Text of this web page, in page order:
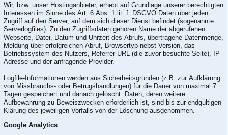
Wir, bzw. unser Hostinganbieter, erhebt auf Grundlage unserer berechtigten
Interessen im Sinne des Art. 6 Abs. 1 lit. f. DSGVO Daten über jeden
Zugriff auf den Server, auf dem sich dieser Dienst befindet (sogenannte
Serverlogfiles). Zu den Zugriffsdaten gehören Name der abgerufenen
Webseite, Datei, Datum und Uhrzeit des Abrufs, übertragene Datenmenge,
Meldung über erfolgreichen Abruf, Browsertyp nebst Version, das
Betriebssystem des Nutzers, Referrer URL (die zuvor besuchte Seite), IP-
Adresse und der anfragende Provider.
Logfile-Informationen werden aus Sicherheitsgründen (z.B. zur Aufklärung
von Missbrauchs- oder Betrugshandlungen) für die Dauer von maximal 7
Tagen gespeichert und danach gelöscht. Daten, deren weitere
Aufbewahrung zu Beweiszwecken erforderlich ist, sind bis zur endgültigen
Klärung des jeweiligen Vorfalls von der Löschung ausgenommen.
Google Analytics